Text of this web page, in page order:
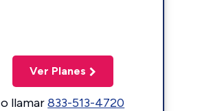
Ver Planes
o llamar833-513-4720